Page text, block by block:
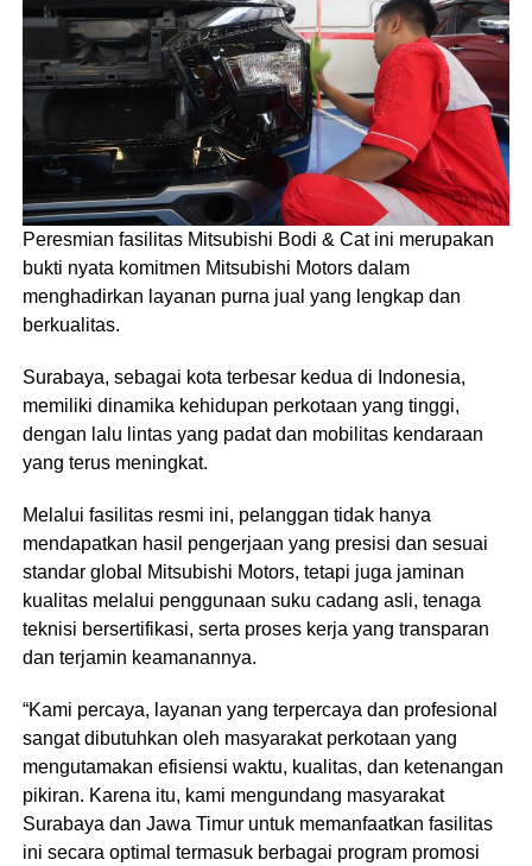
Peresmian fasilitas Mitsubishi Bodi & Cat ini merupakan
bukti nyata komitmen Mitsubishi Motors dalam
menghadirkan layanan purna jual yang lengkap dan
berkualitas.
Surabaya, sebagai kota terbesar kedua di Indonesia,
memiliki dinamika kehidupan perkotaan yang tinggi,
dengan lalu lintas yang padat dan mobilitas kendaraan
yang terus meningkat.
Melalui fasilitas resmi ini, pelanggan tidak hanya
mendapatkan hasil pengerjaan yang presisi dan sesuai
standar global Mitsubishi Motors, tetapi juga jaminan
kualitas melalui penggunaan suku cadang asli, tenaga
teknisi bersertifikasi, serta proses kerja yang transparan
dan terjamin keamanannya.
“Kami percaya, layanan yang terpercaya dan profesional
sangat dibutuhkan oleh masyarakat perkotaan yang
mengutamakan efisiensi waktu, kualitas, dan ketenangan
pikiran. Karena itu, kami mengundang masyarakat
Surabaya dan Jawa Timur untuk memanfaatkan fasilitas
ini secara optimal termasuk berbagai program promosi